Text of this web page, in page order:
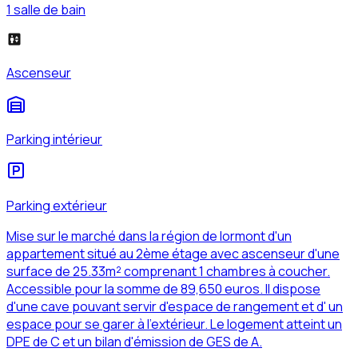
1 salle de bain
Ascenseur
Parking intérieur
Parking extérieur
Mise sur le marché dans la région de lormont d'un
appartement situé au 2ème étage avec ascenseur d'une
surface de 25.33m² comprenant 1 chambres à coucher.
Accessible pour la somme de 89,650 euros. Il dispose
d'une cave pouvant servir d'espace de rangement et d' un
espace pour se garer à l'extérieur. Le logement atteint un
DPE de C et un bilan d'émission de GES de A.